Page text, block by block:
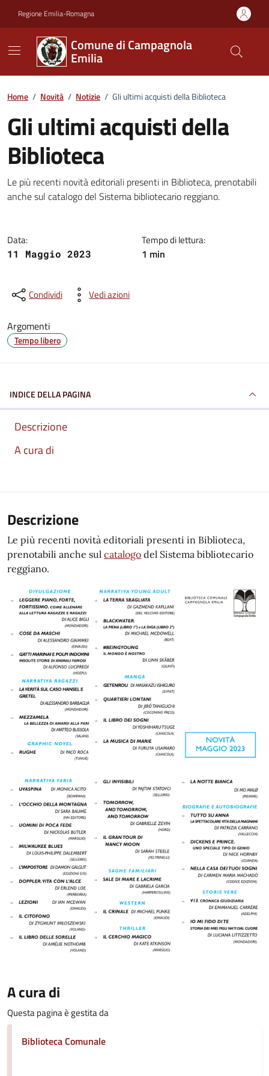
Regione Emilia-Romagna
Comune di Campagnola
Emilia
Home / Novità / Notizie / Gli ultimi acquisti della Biblioteca
Gli ultimi acquisti della
Biblioteca
Dettagli della notizia
Le più recenti novità editoriali presenti in Biblioteca, prenotabili
anche sul catalogo del Sistema bibliotecario reggiano.
Data:
11 Maggio 2023
Tempo di lettura:
1 min
Condividi Vedi azioni
Argomenti
Tempo libero
INDICE DELLA PAGINA
Descrizione
A cura di
Descrizione
Le più recenti novità editoriali presenti in Biblioteca,
prenotabili anche sul catalogo del Sistema bibliotecario
reggiano.
A cura di
Questa pagina è gestita da
Biblioteca Comunale